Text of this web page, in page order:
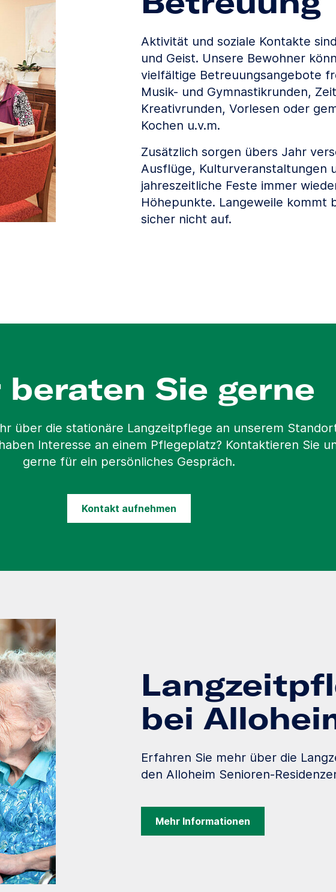
Aktivität und soziale Kontakte
und Geist. Unsere Bewohner
vielfältige Betreuungsangebote
Musik- und Gymnastikrunden,
Kreativrunden, Vorlesen oder
Kochen u.v.m.
Zusätzlich sorgen übers Jahr
Ausflüge, Kulturveranstaltungen
jahreszeitliche Feste immer
Höhepunkte. Langeweile kommt
sicher nicht auf.
beraten Sie gerne
über die stationäre Langzeitpflege an unserem
Interesse an einem Pflegeplatz? Kontaktieren Sie
gerne für ein persönliches Gespräch.
Kontakt aufnehmen
bei
Erfahren Sie mehr über die
den Alloheim Senioren-
Mehr Informationen